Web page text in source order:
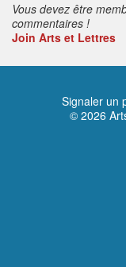
Vous devez être
commentaires !
Join Arts et Lettres
Signaler un
© 2026